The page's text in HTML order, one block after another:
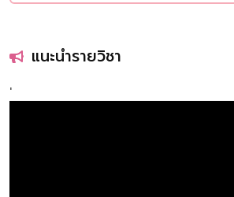
แนะนำรายวิชา
'